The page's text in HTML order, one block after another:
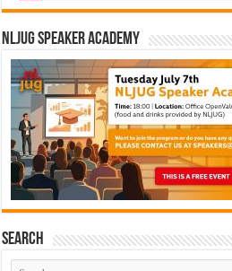
NLJUG Speaker Academy
Search